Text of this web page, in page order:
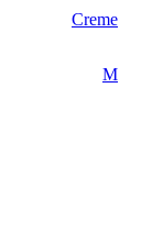
Creme
M